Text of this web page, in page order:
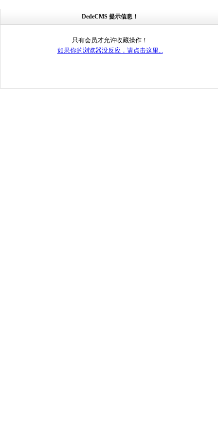
DedeCMS 提示信息！
只有会员才允许收藏操作！
如果你的浏览器没反应，请点击这里...